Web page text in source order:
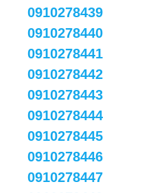
0910278439
0910278440
0910278441
0910278442
0910278443
0910278444
0910278445
0910278446
0910278447